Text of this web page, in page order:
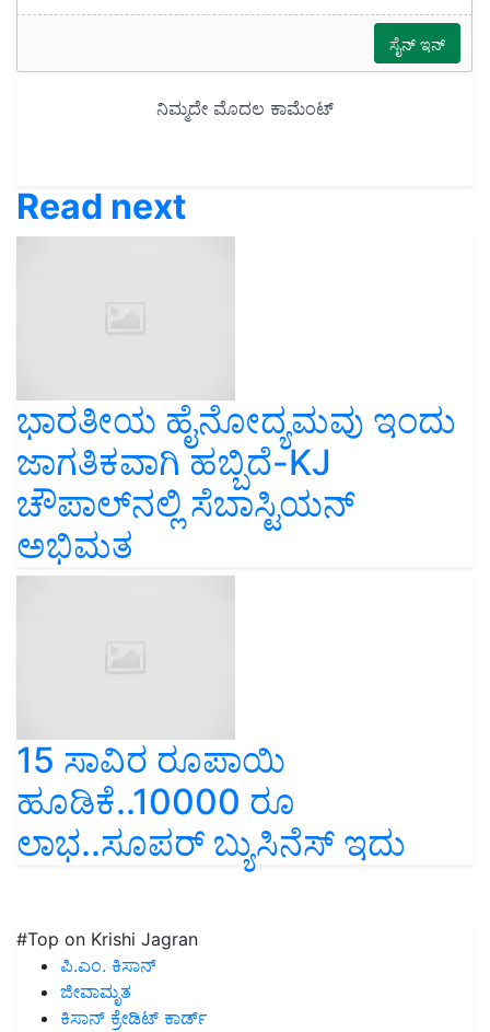
Read next
ಭಾರತೀಯ ಹೈನೋದ್ಯಮವು ಇಂದು
ಜಾಗತಿಕವಾಗಿ ಹಬ್ಬಿದೆ-KJ
ಚೌಪಾಲ್‌ನಲ್ಲಿ ಸೆಬಾಸ್ಟಿಯನ್‌
ಅಭಿಮತ
15 ಸಾವಿರ ರೂಪಾಯಿ
ಹೂಡಿಕೆ..10000 ರೂ
ಲಾಭ..ಸೂಪರ್‌ ಬ್ಯುಸಿನೆಸ್‌ ಇದು
#Top on Krishi Jagran
ಪಿ.ಎಂ. ಕಿಸಾನ್
ಜೀವಾಮೃತ
ಕಿಸಾನ್ ಕ್ರೇಡಿಟ್ ಕಾರ್ಡ್